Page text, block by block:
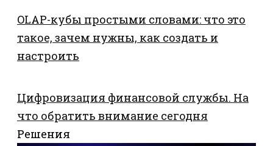
OLAP-кубы простыми словами: что это
такое, зачем нужны, как создать и
настроить
Цифровизация финансовой службы. На
что обратить внимание сегодня
Решения